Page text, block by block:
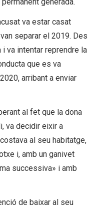
va estar casat
separar el 2019. Des
va intentar reprendre la
que es va
arribant a enviar
al fet que la dona
va decidir eixir a
al seu habitatge,
i, amb un ganivet
successiva» i amb
de baixar al seu